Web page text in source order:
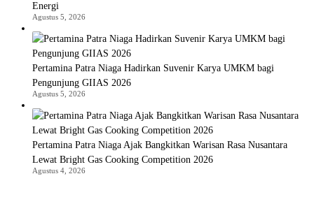
Energi
Agustus 5, 2026
Pertamina Patra Niaga Hadirkan Suvenir Karya UMKM bagi
Pengunjung GIIAS 2026
Agustus 5, 2026
Pertamina Patra Niaga Ajak Bangkitkan Warisan Rasa Nusantara
Lewat Bright Gas Cooking Competition 2026
Agustus 4, 2026